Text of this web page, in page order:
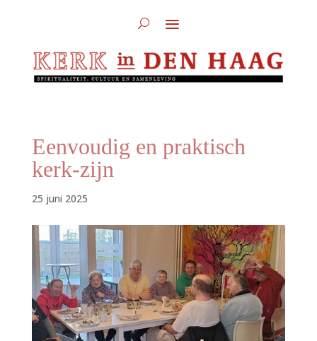
Eenvoudig en praktisch
kerk-zijn
25 juni 2025